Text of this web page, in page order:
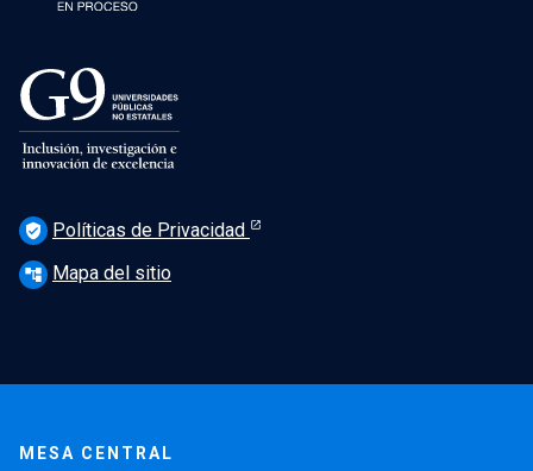
verified_user Políticas de Privacidad
account_tree Mapa del sitio
MESA CENTRAL